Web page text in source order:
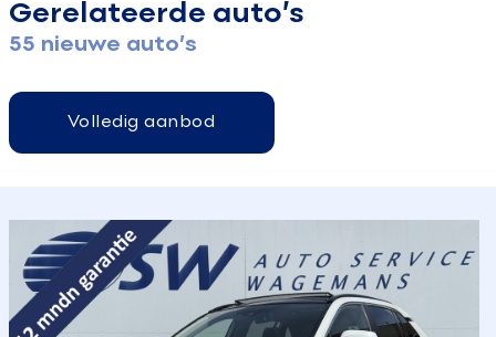
Gerelateerde auto’s
55 nieuwe auto’s
Volledig aanbod